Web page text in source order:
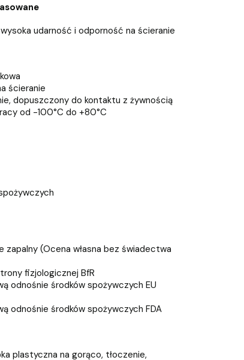
udarność i odporność na ścieranie
ścieranie
dopuszczony do kontaktu z żywnością
od -100°C do +80°C
zapalny (Ocena własna bez świadectwa
fizjologicznej BfR
odnośnie środków spożywczych EU
odnośnie środków spożywczych FDA
plastyczna na gorąco, tłoczenie,